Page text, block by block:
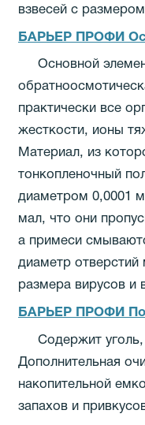
взвесей с
БАРЬЕР ПРОФИ
Основной
практически все
жесткости, ионы
Материал, из
тонкопленочный
диаметром 0,0001
мал, что они
а примеси
диаметр
размера вирусов и
БАРЬЕР ПРОФИ
Содержит
Дополнительная
накопительной
запахов и